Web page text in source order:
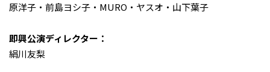
原洋子・前島ヨシ子・MURO・ヤスオ・山下葉子
即興公演ディレクター：
絹川友梨